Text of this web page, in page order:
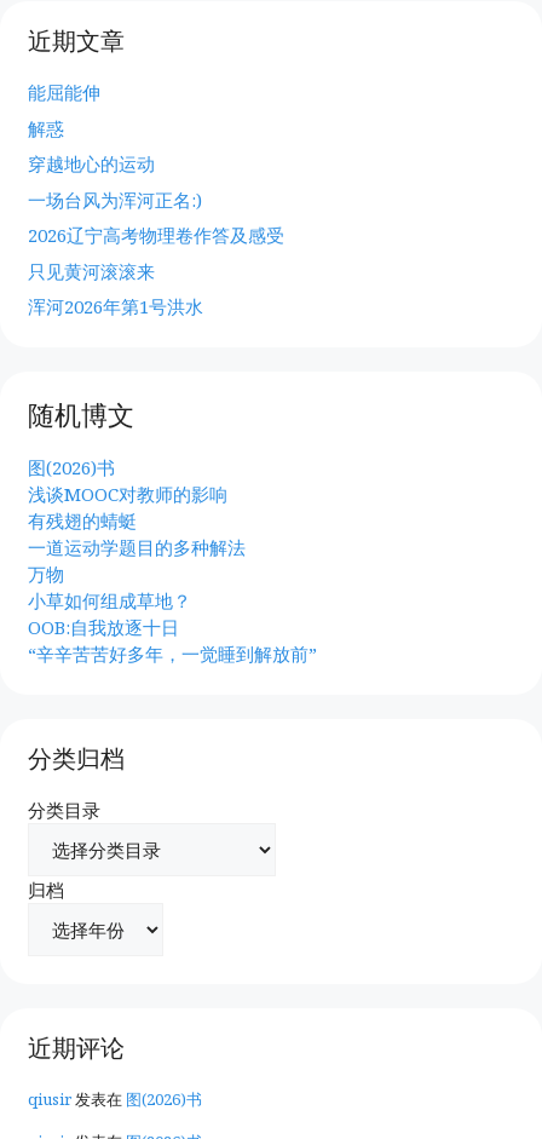
近期文章
能屈能伸
解惑
穿越地心的运动
一场台风为浑河正名:)
2026辽宁高考物理卷作答及感受
只见黄河滚滚来
浑河2026年第1号洪水
随机博文
图(2026)书
浅谈MOOC对教师的影响
有残翅的蜻蜓
一道运动学题目的多种解法
万物
小草如何组成草地？
OOB:自我放逐十日
“辛辛苦苦好多年，一觉睡到解放前”
分类归档
分类目录
归档
近期评论
qiusir发表在 图(2026)书